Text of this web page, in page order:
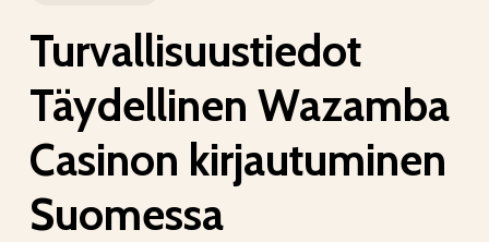
Turvallisuustiedot
Täydellinen Wazamba
Casinon kirjautuminen
Suomessa